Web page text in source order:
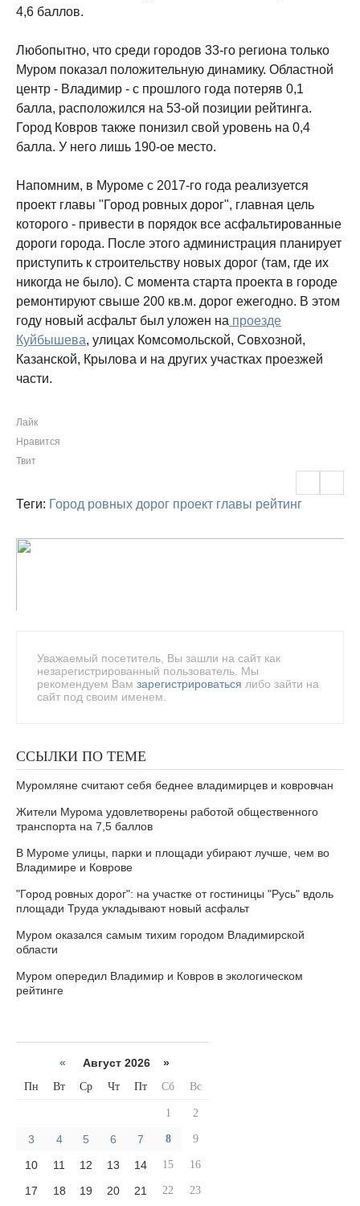
4,6 баллов.
Любопытно, что среди городов 33-го региона только
Муром показал положительную динамику. Областной
центр - Владимир - с прошлого года потеряв 0,1
балла, расположился на 53-ой позиции рейтинга.
Город Ковров также понизил свой уровень на 0,4
балла. У него лишь 190-ое место.
Напомним, в Муроме с 2017-го года реализуется
проект главы "Город ровных дорог", главная цель
которого - привести в порядок все асфальтированные
дороги города. После этого администрация планирует
приступить к строительству новых дорог (там, где их
никогда не было). С момента старта проекта в городе
ремонтируют свыше 200 кв.м. дорог ежегодно. В этом
году новый асфальт был уложен на проезде
Куйбышева, улицах Комсомольской, Совхозной,
Казанской, Крылова и на других участках проезжей
части.
Лайк
Нравится
Твит
Теги: Город ровных дорог проект главы рейтинг
Уважаемый посетитель, Вы зашли на сайт как
незарегистрированный пользователь. Мы
рекомендуем Вам зарегистрироваться либо зайти на
сайт под своим именем.
ССЫЛКИ ПО ТЕМЕ
Муромляне считают себя беднее владимирцев и ковровчан
Жители Мурома удовлетворены работой общественного
транспорта на 7,5 баллов
В Муроме улицы, парки и площади убирают лучше, чем во
Владимире и Коврове
"Город ровных дорог": на участке от гостиницы "Русь" вдоль
площади Труда укладывают новый асфальт
Муром оказался самым тихим городом Владимирской
области
Муром опередил Владимир и Ковров в экологическом
рейтинге
« Август 2026 »
Пн Вт Ср Чт Пт Сб Вс
1 2
3 4 5 6 7 8 9
10 11 12 13 14 15 16
17 18 19 20 21 22 23